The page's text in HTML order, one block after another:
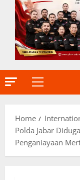
Primary
Home
Polda Jabar
Penganiayaan